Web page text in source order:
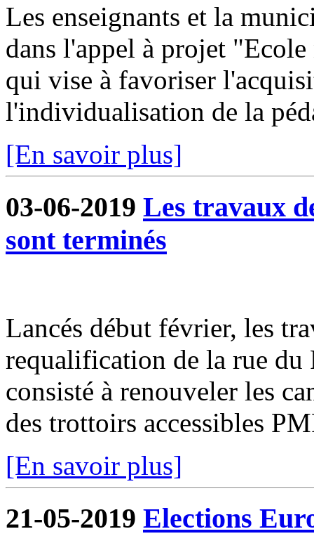
Les enseignants et la
dans l'appel à projet
qui vise à favoriser
l'individualisation de la
[En savoir plus]
03-06-2019 Les travaux
sont terminés
Lancés début février, les
requalification de la rue du
consisté à renouveler les
des trottoirs accessibles
[En savoir plus]
21-05-2019 Elections